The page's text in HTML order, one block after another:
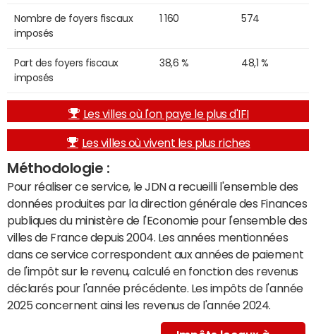
Nombre de foyers fiscaux
imposés
1 160 574
Part des foyers fiscaux
imposés
38,6 % 48,1 %
Les villes où l'on paye le plus d'IFI
Les villes où vivent les plus riches
Méthodologie :
Pour réaliser ce service, le JDN a recueilli l'ensemble des
données produites par la direction générale des Finances
publiques du ministère de l'Economie pour l'ensemble des
villes de France depuis 2004. Les années mentionnées
dans ce service correspondent aux années de paiement
de l'impôt sur le revenu, calculé en fonction des revenus
déclarés pour l'année précédente. Les impôts de l'année
2025 concernent ainsi les revenus de l'année 2024.